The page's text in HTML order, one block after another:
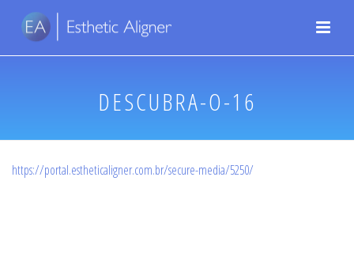
DESCUBRA-O-16
https://portal.estheticaligner.com.br/secure-media/5250/